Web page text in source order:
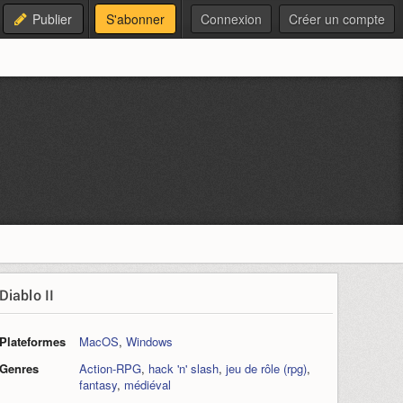
Publier S'abonner Connexion Créer un compte
II
MacOS, Windows
Action-RPG, hack 'n' slash, jeu de rôle (rpg),
fantasy, médiéval